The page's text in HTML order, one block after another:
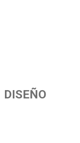
DISEÑO